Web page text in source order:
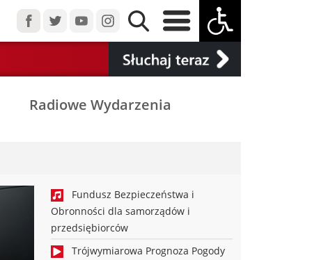
Radiowe Wydarzenia
Fundusz Bezpieczeństwa i
Obronności dla samorządów i
przedsiębiorców
Trójwymiarowa Prognoza Pogody